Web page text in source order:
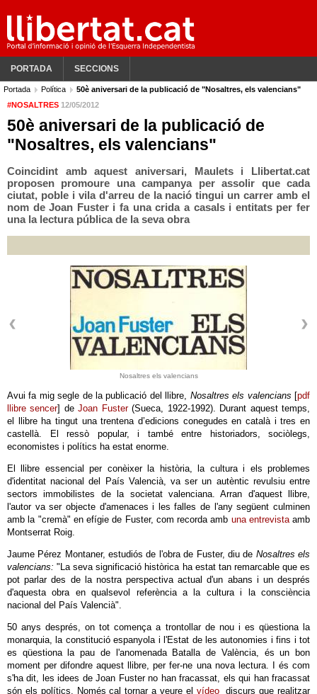
PORTADA SECCIONS
Portada Política
50è aniversari de la publicació de "Nosaltres, els valencians"
#NOSALTRES 12/05/2012
50è aniversari de la publicació de
"Nosaltres, els valencians"
Coincidint amb aquest aniversari, Maulets i Llibertat.cat
proposen promoure una campanya per assolir que cada
ciutat, poble i vila d'arreu de la nació tingui un carrer amb el
nom de Joan Fuster i fa una crida a casals i entitats per fer
una la lectura pública de la seva obra
Nosaltres els valencians
Avui fa mig segle de la publicació del llibre, Nosaltres els valencians [pdf
llibre sencer] deJoan Fuster(Sueca, 1922-1992). Durant aquest temps,
el llibre ha tingut una trentena d’edicions conegudes en català i tres en
castellà. El ressò popular, i també entre historiadors, sociòlegs,
economistes i polítics ha estat enorme.
El llibre essencial per conèixer la història, la cultura i els problemes
d'identitat nacional del País Valencià, va ser un autèntic revulsiu entre
sectors immobilistes de la societat valenciana. Arran d'aquest llibre,
l'autor va ser objecte d'amenaces i les falles de l'any següent culminen
amb la "cremà" en efígie de Fuster, com recorda amb una entrevistaamb
Montserrat Roig.
Jaume Pérez Montaner, estudiós de l'obra de Fuster, diu de Nosaltres els
valencians: "La seva significació històrica ha estat tan remarcable que es
pot parlar des de la nostra perspectiva actual d'un abans i un després
d'aquesta obra en qualsevol referència a la cultura i la consciència
nacional del País Valencià".
50 anys després, on tot comença a trontollar de nou i es qüestiona la
monarquia, la constitució espanyola i l'Estat de les autonomies i fins i tot
es qüestiona la pau de l'anomenada Batalla de València, és un bon
moment per difondre aquest llibre, per fer-ne una nova lectura. I és com
s'ha dit, les idees de Joan Fuster no han fracassat, els qui han fracassat
són els polítics. Només cal tornar a veure el vídeodiscurs que realitzar